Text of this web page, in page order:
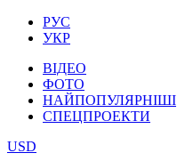
РУС
УКР
ВІДЕО
ФОТО
НАЙПОПУЛЯРНІШІ
СПЕЦПРОЕКТИ
USD